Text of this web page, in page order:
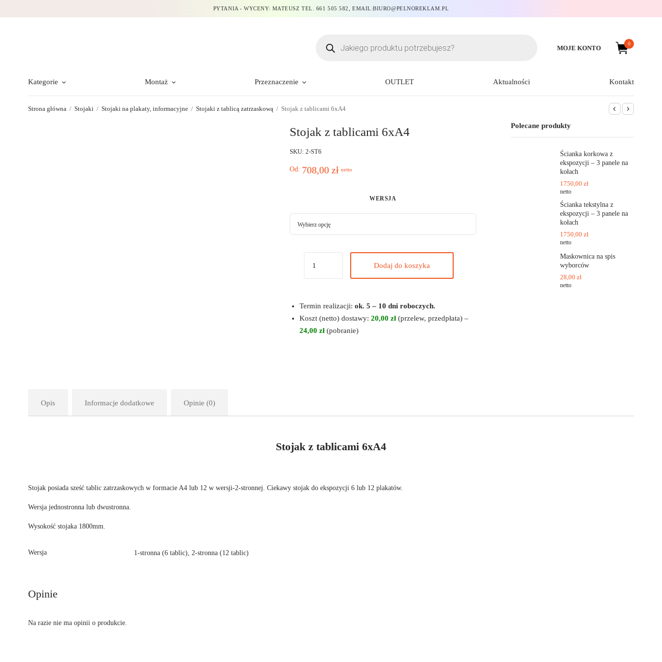
PYTANIA - WYCENY: MATEUSZ TEL. 661 505 582, EMAIL:BIURO@PELNOREKLAM.PL
MOJE KONTO
0
Kategorie Montaż Przeznaczenie OUTLET Aktualności Kontakt
Strona główna / Stojaki / Stojaki na plakaty, informacyjne / Stojaki z tablicą zatrzaskową / Stojak z tablicami 6xA4
Stojak z tablicami 6xA4
SKU: 2-ST6
Od: 708,00 zł netto
WERSJA
Dodaj do koszyka
Termin realizacji: ok. 5 – 10 dni roboczych.
Koszt (netto) dostawy: 20,00 zł(przelew, przedpłata) –
24,00 zł (pobranie)
Polecane produkty
Ścianka korkowa z
ekspozycji – 3 panele na
kołach
1750,00 zł
netto
Ścianka tekstylna z
ekspozycji – 3 panele na
kołach
1750,00 zł
netto
Maskownica na spis
wyborców
28,00 zł
netto
Opis Informacje dodatkowe Opinie (0)
Stojak z tablicami 6xA4
Stojak posiada sześć tablic zatrzaskowych w formacie A4 lub 12 w wersji-2-stronnej. Ciekawy stojak do ekspozycji 6 lub 12 plakatów.
Wersja jednostronna lub dwustronna.
Wysokość stojaka 1800mm.
Wersja 1-stronna (6 tablic), 2-stronna (12 tablic)
Opinie
Na razie nie ma opinii o produkcie.